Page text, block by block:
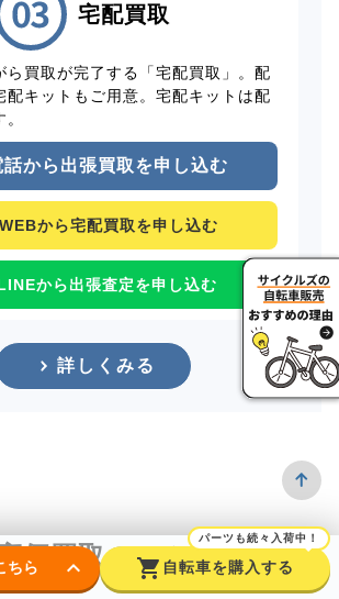
宅配買取
ら買取が完了する「宅配買取」。配
配キットもご用意。宅配キットは配
話から出張買取を申し込む
WEBから宅配買取を申し込む
から出張査定を申し込む
詳しくみる
価買取のコツ
ちら keyboard_arrow_down shopping_cart
パーツも続々入荷中！
自転車を購入する